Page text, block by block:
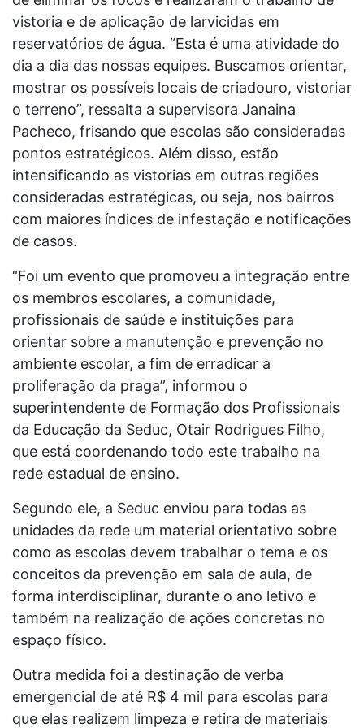
vistoria e de aplicação de larvicidas em
reservatórios de água. “Esta é uma atividade do
dia a dia das nossas equipes. Buscamos orientar,
mostrar os possíveis locais de criadouro, vistoriar
o terreno”, ressalta a supervisora Janaina
Pacheco, frisando que escolas são consideradas
pontos estratégicos. Além disso, estão
intensificando as vistorias em outras regiões
consideradas estratégicas, ou seja, nos bairros
com maiores índices de infestação e notificações
de casos.
“Foi um evento que promoveu a integração entre
os membros escolares, a comunidade,
profissionais de saúde e instituições para
orientar sobre a manutenção e prevenção no
ambiente escolar, a fim de erradicar a
proliferação da praga”, informou o
superintendente de Formação dos Profissionais
da Educação da Seduc, Otair Rodrigues Filho,
que está coordenando todo este trabalho na
rede estadual de ensino.
Segundo ele, a Seduc enviou para todas as
unidades da rede um material orientativo sobre
como as escolas devem trabalhar o tema e os
conceitos da prevenção em sala de aula, de
forma interdisciplinar, durante o ano letivo e
também na realização de ações concretas no
espaço físico.
Outra medida foi a destinação de verba
emergencial de até R$ 4 mil para escolas para
que elas realizem limpeza e retira de materiais